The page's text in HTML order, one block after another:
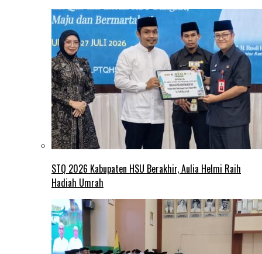
STQ 2026 Kabupaten HSU Berakhir, Aulia Helmi Raih
Hadiah Umrah